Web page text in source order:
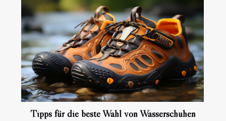
Tipps für die beste Wahl von Wasserschuhen